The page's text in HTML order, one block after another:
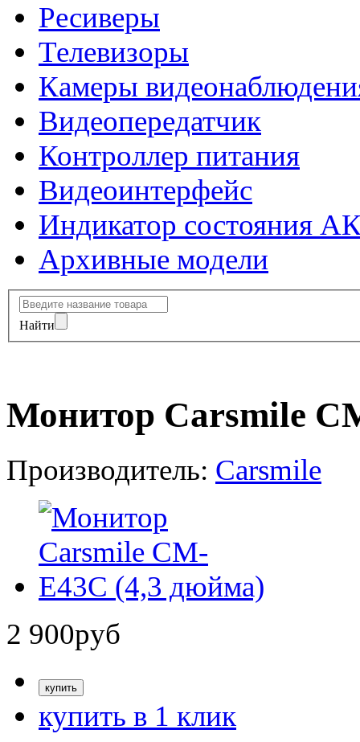
Ресиверы
Телевизоры
Камеры
Видеопередатчик
Контроллер питания
Видеоинтерфейс
Индикатор состояния
Архивные модели
Найти
Монитор Carsmile
Производитель: Carsmile
2 900руб
купить в 1 клик